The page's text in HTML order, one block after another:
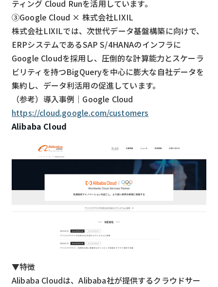
ティング Cloud Runを活用しています。
③Google Cloud × 株式会社LIXIL
株式会社LIXILでは、次世代データ基盤構築に向けで、
ERPシステムであるSAP S/4HANAのインフラに
Google Cloudを採用し、圧倒的な計算能力とスケーラ
ビリティを持つBigQueryを中心に膨大な自社データを
集約し、データ利活用の促進しています。
（参考）導入事例｜Google Cloud
https://cloud.google.com/customers
Alibaba Cloud
▼特徴
Alibaba Cloudは、Alibaba社が提供するクラウドサー